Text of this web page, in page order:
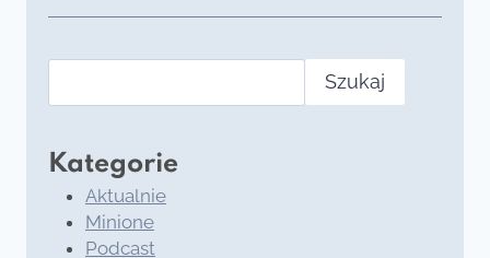
Szukaj
Kategorie
Aktualnie
Minione
Podcast